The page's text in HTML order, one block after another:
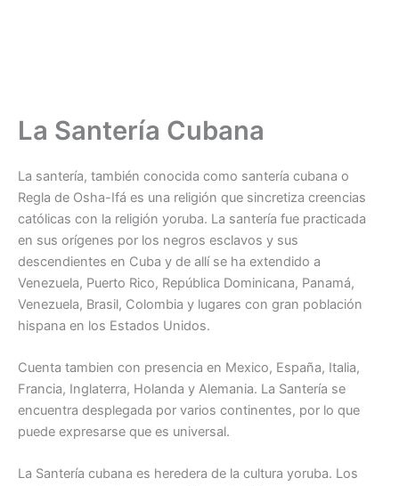
La Santería Cubana
La santería, también conocida como santería cubana o
Regla de Osha-Ifá es una religión que sincretiza creencias
católicas con la religión yoruba. La santería fue practicada
en sus orígenes por los negros esclavos y sus
descendientes en Cuba y de allí se ha extendido a
Venezuela, Puerto Rico, República Dominicana, Panamá,
Venezuela, Brasil, Colombia y lugares con gran población
hispana en los Estados Unidos.
Cuenta tambien con presencia en Mexico, España, Italia,
Francia, Inglaterra, Holanda y Alemania. La Santería se
encuentra desplegada por varios continentes, por lo que
puede expresarse que es universal.
La Santería cubana es heredera de la cultura yoruba. Los